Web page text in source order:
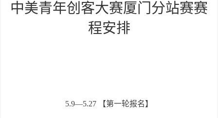
中美青年创客大赛厦门分站赛赛
程安排
5.9—5.27 【第一轮报名】